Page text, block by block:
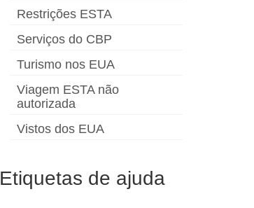
Restrições ESTA
Serviços do CBP
Turismo nos EUA
Viagem ESTA não
autorizada
Vistos dos EUA
Etiquetas de ajuda